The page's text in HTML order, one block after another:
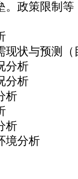
策限制等，
状与预测（
分析
分析
析
析
分析